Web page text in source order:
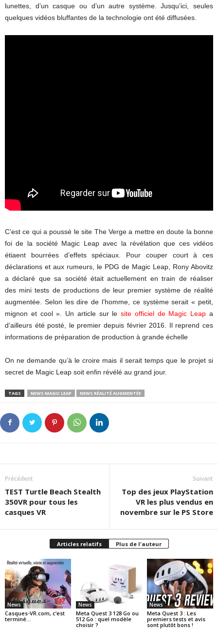
lunettes, d’un casque ou d’un autre système. Jusqu’ici, seules
quelques vidéos bluffantes de la technologie ont été diffusées.
C’est ce qui a poussé le site The Verge a mettre en doute la bonne
foi de la société Magic Leap avec la révélation que ces vidéos
étiaent bourrées d’effets spéciaux. Pour couper court à ces
déclarations et aux rumeurs, le PDG de Magic Leap, Rony Abovitz
a déclaré que sa société était actuellement en train de réaliser
des mini tests de productions de leur premier système de réalité
augmentée. Selon les dire de l’homme, ce système serait « petit,
mignon et cool ». Un article sur lesite officiel de Magic Leap a
d’ailleurs été posté, le premier depuis février 2016. Il reprend ces
informations de préparation de production à grande échelle
On ne demande qu’à le croire mais il serait temps que le projet si
secret de Magic Leap soit enfin révélé au grand jour.
TAGS NEWS MAGIC LEAP NEWS RÉALITÉ AUGMENTÉE
Précédent
TEST Turtle Beach Stealth
350VR pour tous les
casques VR
Suivant
Top des jeux PlayStation
VR les plus vendus en
novembre sur le PS Store
Articles relatifs Plus de l'auteur
News
Casques-VR.com, c’est
terminé…
News
Meta Quest 3 128 Go ou
512 Go : quel modèle
choisir ?
News
Meta Quest 3 : Les
premiers tests et avis
sont plutôt bons !